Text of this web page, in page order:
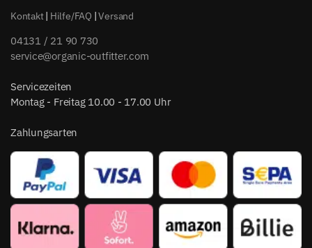
Kontakt| Hilfe/FAQ |Versand
04131 / 21 90 730
service@organic-outfitter.com
Servicezeiten
Montag - Freitag 10.00 - 17.00 Uhr
Zahlungsarten